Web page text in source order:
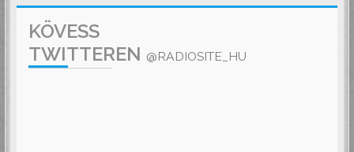
KÖVESS
TWITTEREN @RADIOSITE_HU